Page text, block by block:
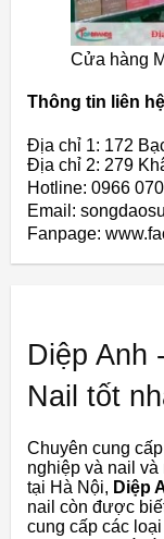
Cửa hàng
Thông tin liên hệ
Địa chỉ 1: 172
Địa chỉ 2: 279
Hotline: 0966
Email:
Fanpage:
Diệp Anh
Nail tốt
Chuyên cung
nghiệp và nail
tại Hà Nội, Diệp
nail còn được
cung cấp các